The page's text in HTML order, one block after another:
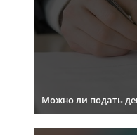
Можно ли подать